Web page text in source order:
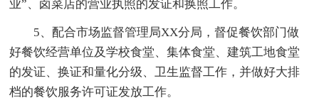
业”、卤菜店的营业执照的发证和换照工作。
5、配合市场监督管理局XX分局，督促餐饮部门做
好餐饮经营单位及学校食堂、集体食堂、建筑工地食堂
的发证、换证和量化分级、卫生监督工作，并做好大排
档的餐饮服务许可证发放工作。